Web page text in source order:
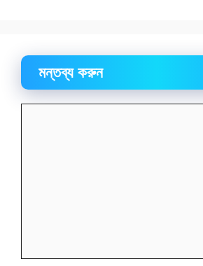
মন্তব্য করুন